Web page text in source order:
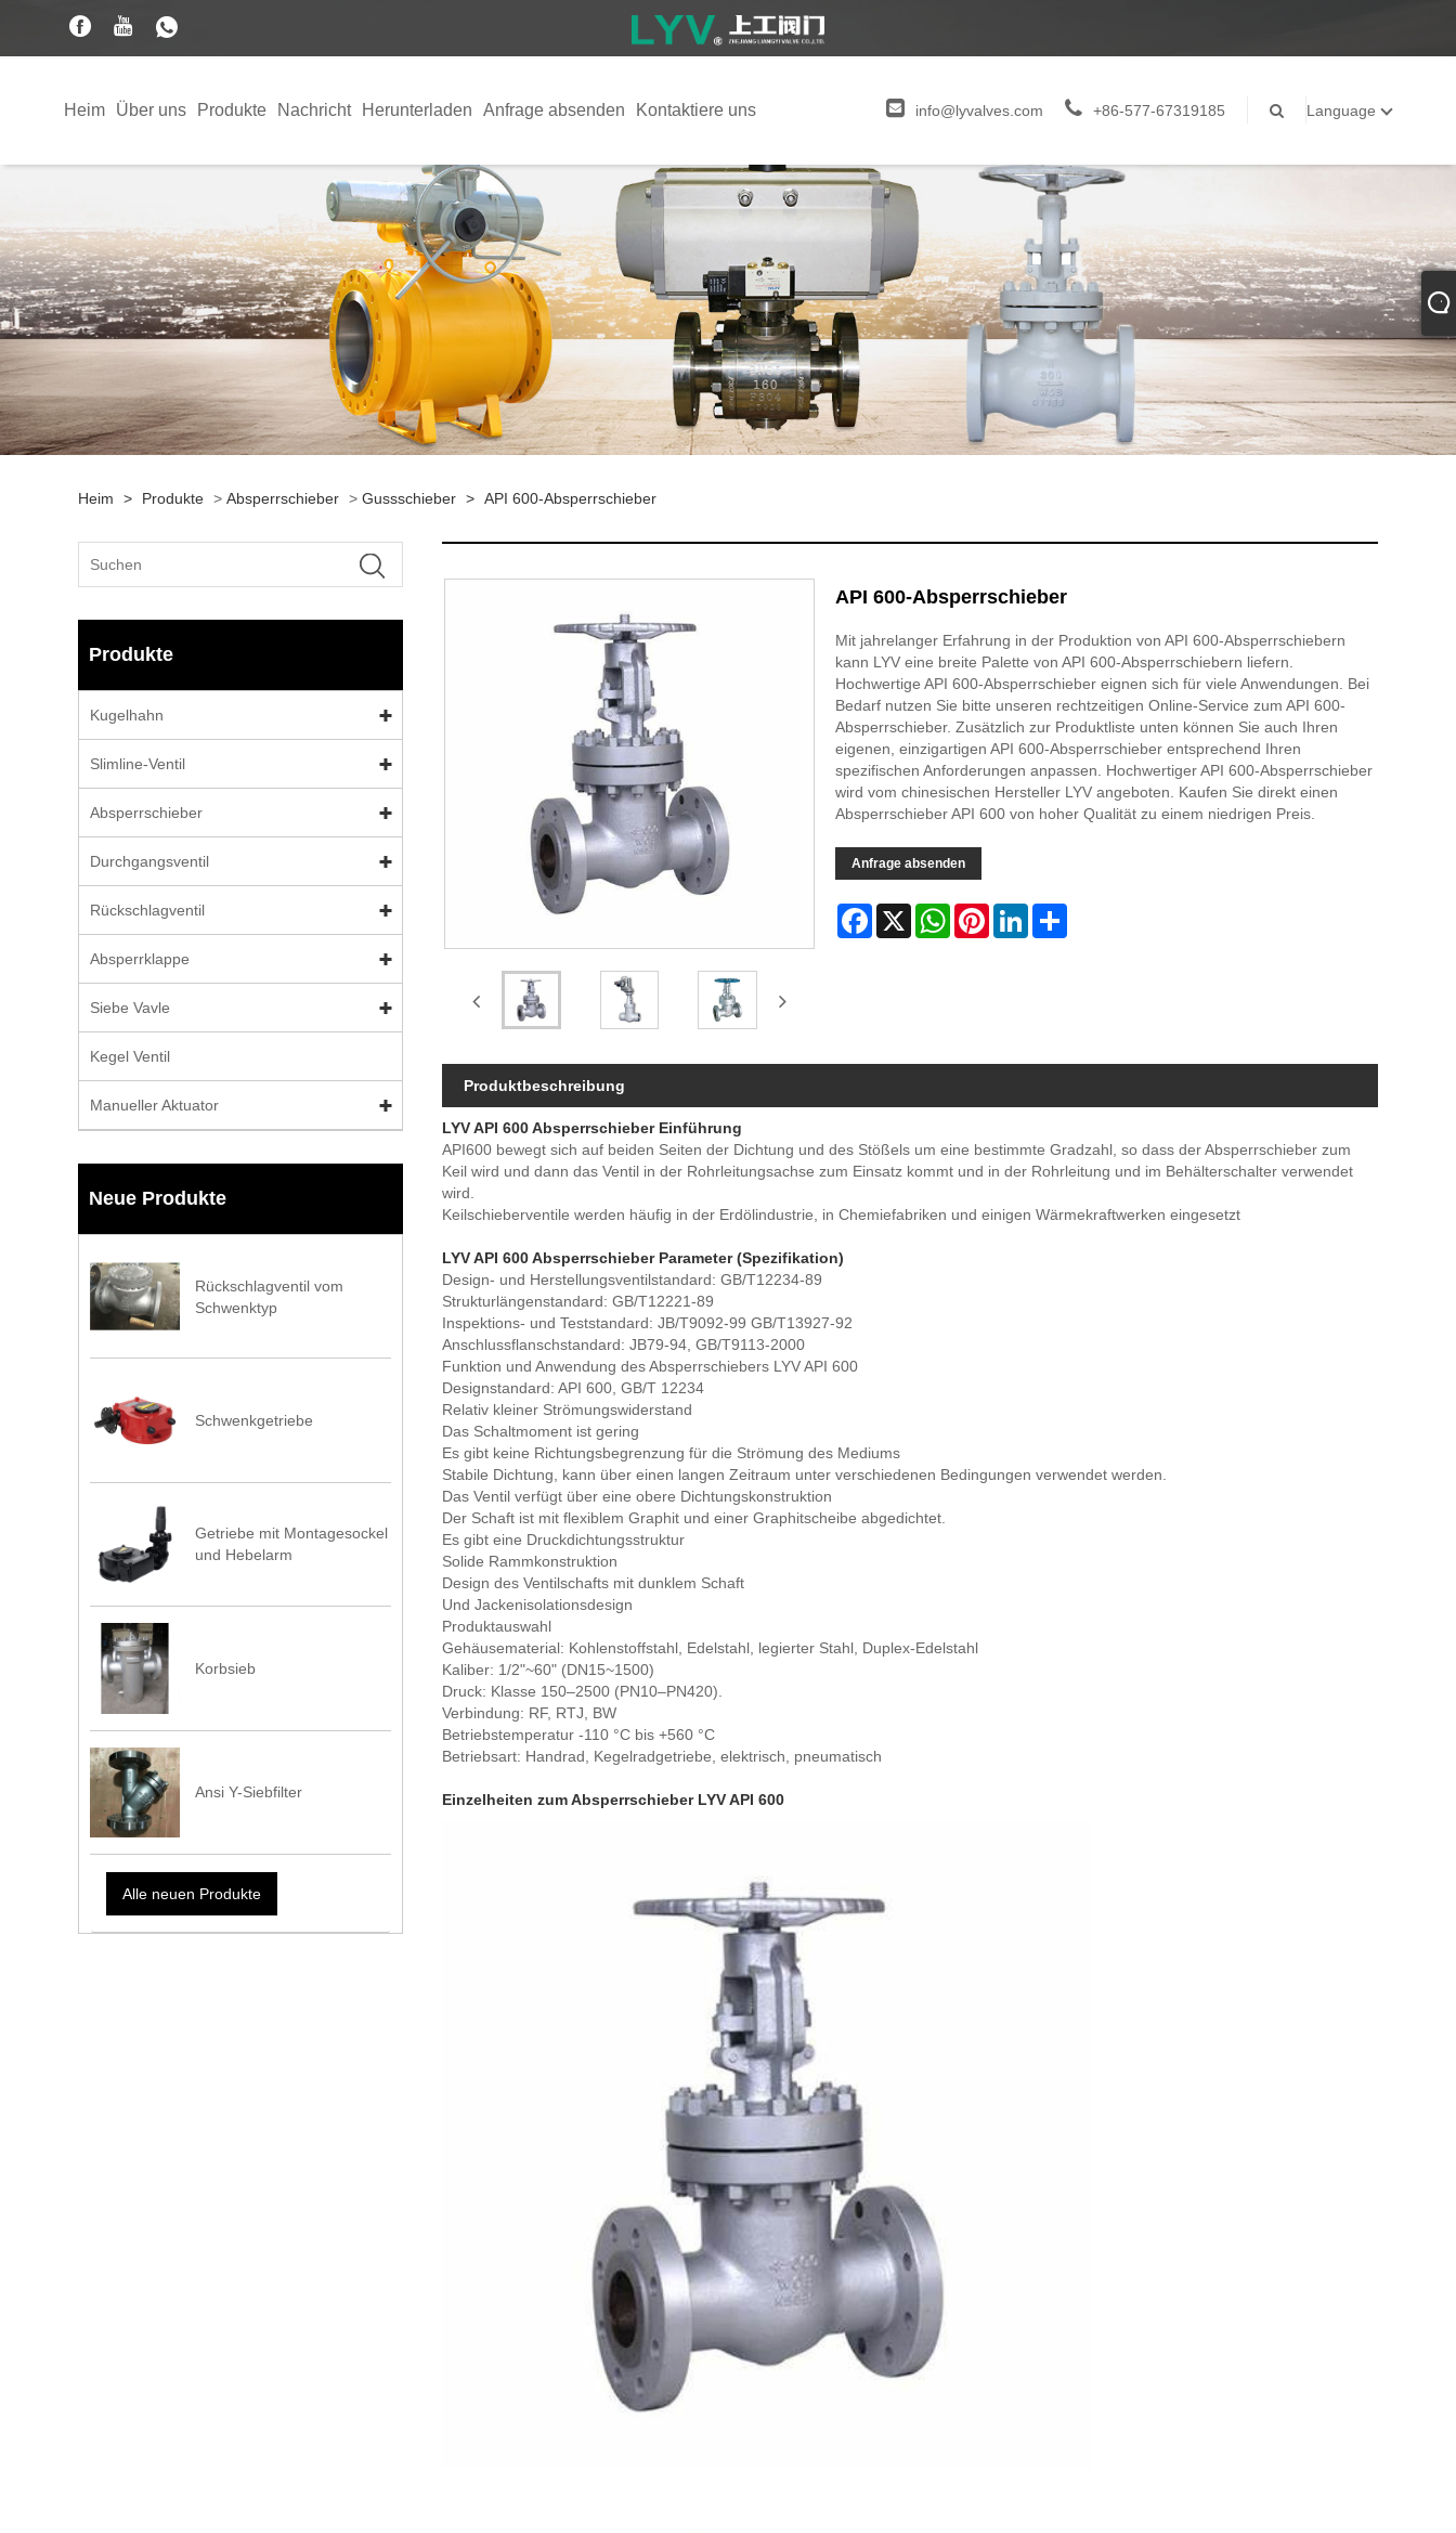
Heim Über uns Produkte Nachricht Herunterladen Anfrage absenden Kontaktiere uns info@lyvalves.com +86-577-67319185 Language
Heim > Produkte > Absperrschieber > Gussschieber > API 600-Absperrschieber
Produkte
Kugelhahn
Slimline-Ventil
Absperrschieber
Durchgangsventil
Rückschlagventil
Absperrklappe
Siebe Vavle
Kegel Ventil
Manueller Aktuator
Neue Produkte
Rückschlagventil vom
Schwenktyp
Schwenkgetriebe
Getriebe mit Montagesockel
und Hebelarm
Korbsieb
Ansi Y-Siebfilter
Alle neuen Produkte
API 600-Absperrschieber
Mit jahrelanger Erfahrung in der Produktion von API 600-Absperrschiebern
kann LYV eine breite Palette von API 600-Absperrschiebern liefern.
Hochwertige API 600-Absperrschieber eignen sich für viele Anwendungen. Bei
Bedarf nutzen Sie bitte unseren rechtzeitigen Online-Service zum API 600-
Absperrschieber. Zusätzlich zur Produktliste unten können Sie auch Ihren
eigenen, einzigartigen API 600-Absperrschieber entsprechend Ihren
spezifischen Anforderungen anpassen. Hochwertiger API 600-Absperrschieber
wird vom chinesischen Hersteller LYV angeboten. Kaufen Sie direkt einen
Absperrschieber API 600 von hoher Qualität zu einem niedrigen Preis.
Anfrage absenden
Facebook
X WhatsAppPinterestLinkedInShare
Produktbeschreibung
LYV API 600 Absperrschieber Einführung
API600 bewegt sich auf beiden Seiten der Dichtung und des Stößels um eine bestimmte Gradzahl, so dass der Absperrschieber zum
Keil wird und dann das Ventil in der Rohrleitungsachse zum Einsatz kommt und in der Rohrleitung und im Behälterschalter verwendet
wird.
Keilschieberventile werden häufig in der Erdölindustrie, in Chemiefabriken und einigen Wärmekraftwerken eingesetzt
LYV API 600 Absperrschieber Parameter (Spezifikation)
Design- und Herstellungsventilstandard: GB/T12234-89
Strukturlängenstandard: GB/T12221-89
Inspektions- und Teststandard: JB/T9092-99 GB/T13927-92
Anschlussflanschstandard: JB79-94, GB/T9113-2000
Funktion und Anwendung des Absperrschiebers LYV API 600
Designstandard: API 600, GB/T 12234
Relativ kleiner Strömungswiderstand
Das Schaltmoment ist gering
Es gibt keine Richtungsbegrenzung für die Strömung des Mediums
Stabile Dichtung, kann über einen langen Zeitraum unter verschiedenen Bedingungen verwendet werden.
Das Ventil verfügt über eine obere Dichtungskonstruktion
Der Schaft ist mit flexiblem Graphit und einer Graphitscheibe abgedichtet.
Es gibt eine Druckdichtungsstruktur
Solide Rammkonstruktion
Design des Ventilschafts mit dunklem Schaft
Und Jackenisolationsdesign
Produktauswahl
Gehäusematerial: Kohlenstoffstahl, Edelstahl, legierter Stahl, Duplex-Edelstahl
Kaliber: 1/2"~60" (DN15~1500)
Druck: Klasse 150–2500 (PN10–PN420).
Verbindung: RF, RTJ, BW
Betriebstemperatur -110 °C bis +560 °C
Betriebsart: Handrad, Kegelradgetriebe, elektrisch, pneumatisch
Einzelheiten zum Absperrschieber LYV API 600